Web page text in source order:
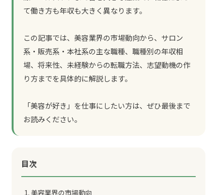
て働き方も年収も大きく異なります。
この記事では、美容業界の市場動向から、サロン
系・販売系・本社系の主な職種、職種別の年収相
場、将来性、未経験からの転職方法、志望動機の作
り方までを具体的に解説します。
「美容が好き」を仕事にしたい方は、ぜひ最後まで
お読みください。
目次
1. 美容業界の市場動向